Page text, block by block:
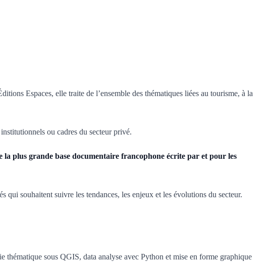
Espaces, elle traite de l’ensemble des thématiques liées au tourisme, à la
ou cadres du secteur privé.
la plus grande base documentaire francophone écrite par et pour les
souhaitent suivre les tendances, les enjeux et les évolutions du secteur.
sous QGIS, data analyse avec Python et mise en forme graphique